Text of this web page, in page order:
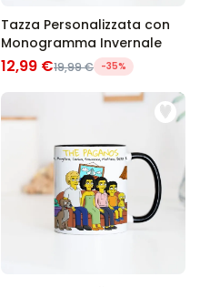
Tazza Personalizzata con
Monogramma Invernale
12,99 €19,99 € -35%